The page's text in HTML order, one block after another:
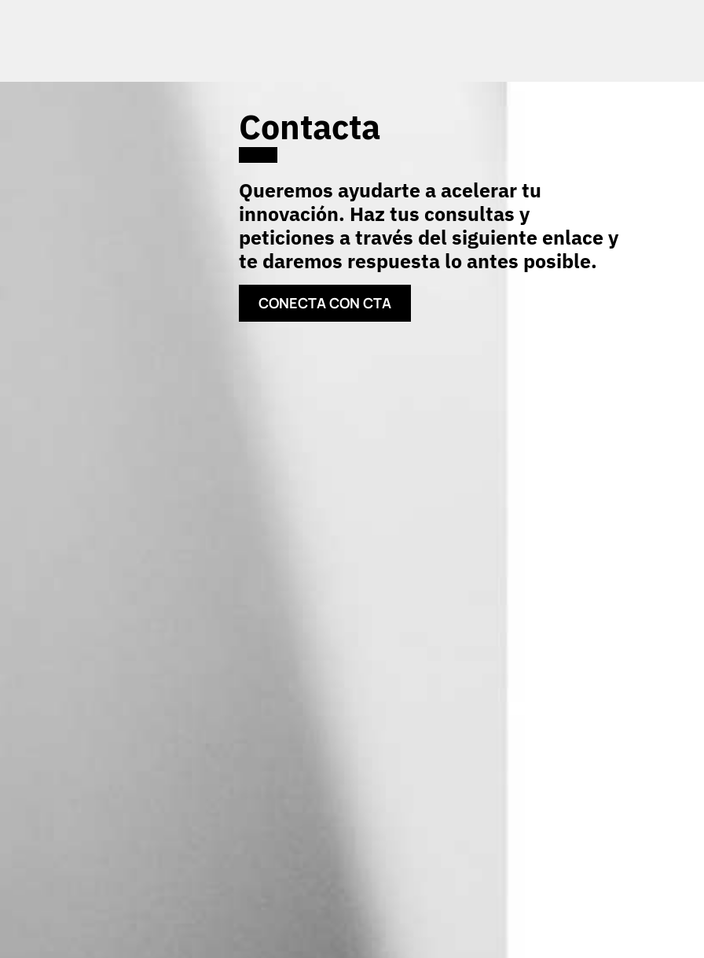
Contacta
Queremos ayudarte a acelerar tu
innovación. Haz tus consultas y
peticiones a través del siguiente enlace y
te daremos respuesta lo antes posible.
CONECTA CON CTA